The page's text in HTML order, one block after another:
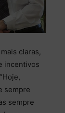
claras,
incentivos
sempre
sempre